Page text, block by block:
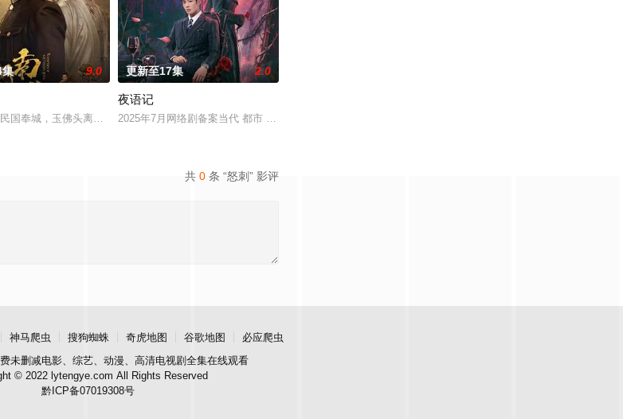
因意
划的“夏令营”完成复仇的受害者；临终
集 9.0
国奉城，玉佛头离奇失窃，戏班主横尸戏台，将冷血少帅许又安与昆曲名伶荣筱
更新至17集 2.0
夜语记
2025年7月网络剧备案当代 都市 海南越酷文化传媒有限公司
共 0 条 “怒刺” 影评
神马爬虫 搜狗蜘蛛 奇虎地图 谷歌地图
必应爬虫
未删减电影、综艺、动漫、高清电视剧全集在线观看
© 2022 lytengye.com All Rights Reserved
黔ICP备07019308号